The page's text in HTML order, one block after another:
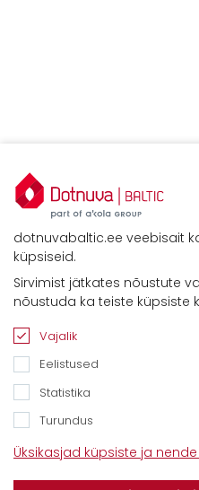
Kontaktid
Savimäe 7, Vahi 60534, Tartu
Tel. 6612800
E-mail:
Klientidele
Meist
dotnuvabaltic.ee veebisait
küpsiseid.
Sirvimist jätkates nõustute
nõustuda ka teiste küpsiste
Vajalik
Eelistused
Statistika
Turundus
Üksikasjad küpsiste ja